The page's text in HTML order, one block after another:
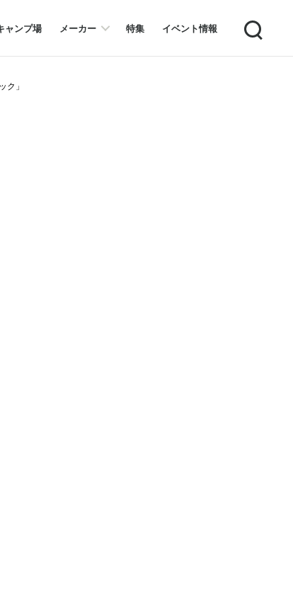
ャンプ場 メーカー 特集 イベント情報 Search
ク」